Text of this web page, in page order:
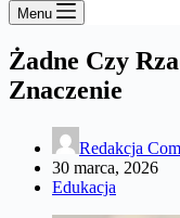
Menu
Żadne Czy
Znaczenie
Redakcja
30 marca, 2026
Edukacja